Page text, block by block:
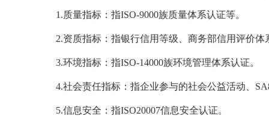
1.质量指标：指ISO-9000族质量体系认证等。
2.资质指标：指银行信用等级、商务部信用评价
3.环境指标：指ISO-14000族环境管理体系认证。
4.社会责任指标：指企业参与的社会公益活动、
5.信息安全：指ISO20007信息安全认证。